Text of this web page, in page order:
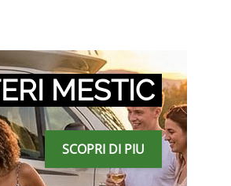
MESTIC
SCOPRI DI PIU